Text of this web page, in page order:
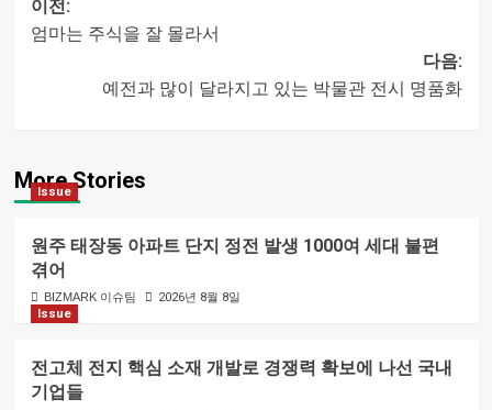
내비게이션
이전:
엄마는 주식을 잘 몰라서
다음:
예전과 많이 달라지고 있는 박물관 전시 명품화
More Stories
Issue
원주 태장동 아파트 단지 정전 발생 1000여 세대 불편
겪어
BIZMARK 이슈팀
2026년 8월 8일
Issue
전고체 전지 핵심 소재 개발로 경쟁력 확보에 나선 국내
기업들